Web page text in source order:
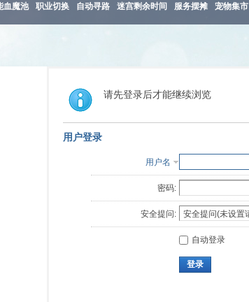
血魔池 职业切换 自动寻路 迷宫剩余时间 服务摆摊 宠物集市
请先登录后才能继续浏览
用户登录
用户名
密码:
安全提问:
自动登录
登录